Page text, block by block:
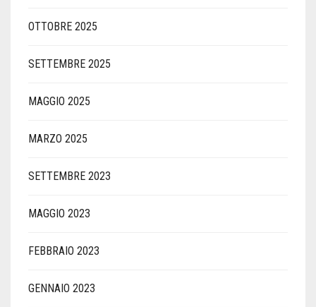
OTTOBRE 2025
SETTEMBRE 2025
MAGGIO 2025
MARZO 2025
SETTEMBRE 2023
MAGGIO 2023
FEBBRAIO 2023
GENNAIO 2023